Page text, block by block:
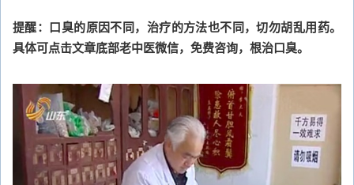
提醒：口臭的原因不同，治疗的方法也不同，切勿胡乱用药。
具体可点击文章底部老中医微信，免费咨询，根治口臭。